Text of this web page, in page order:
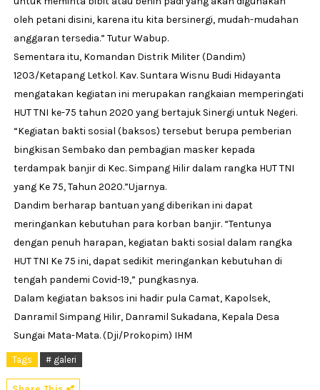
oleh petani disini, karena itu kita bersinergi, mudah-mudahan
anggaran tersedia.” Tutur Wabup.
Sementara itu, Komandan Distrik Militer (Dandim)
1203/Ketapang Letkol. Kav. Suntara Wisnu Budi Hidayanta
mengatakan kegiatan ini merupakan rangkaian memperingati
HUT TNI ke-75 tahun 2020 yang bertajuk Sinergi untuk Negeri.
“Kegiatan bakti sosial (baksos) tersebut berupa pemberian
bingkisan Sembako dan pembagian masker kepada
terdampak banjir di Kec. Simpang Hilir dalam rangka HUT TNI
yang Ke 75, Tahun 2020.”Ujarnya.
Dandim berharap bantuan yang diberikan ini dapat
meringankan kebutuhan para korban banjir. “Tentunya
dengan penuh harapan, kegiatan bakti sosial dalam rangka
HUT TNI Ke 75 ini, dapat sedikit meringankan kebutuhan di
tengah pandemi Covid-19,” pungkasnya.
Dalam kegiatan baksos ini hadir pula Camat, Kapolsek,
Danramil Simpang Hilir, Danramil Sukadana, Kepala Desa
Sungai Mata-Mata. (Dji/Prokopim) IHM
Tags # galeri